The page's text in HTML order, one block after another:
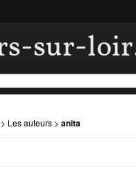
sur-
> Les auteurs > anita